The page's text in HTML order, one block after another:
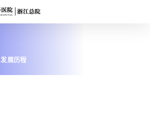
发展历程